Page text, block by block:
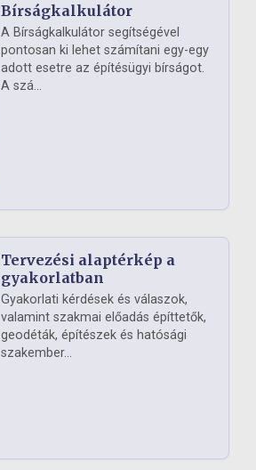
Bírságkalkulátor
A Bírságkalkulátor segítségével
pontosan ki lehet számítani egy-egy
adott esetre az építésügyi bírságot.
A szá...
Tervezési alaptérkép a
gyakorlatban
Gyakorlati kérdések és válaszok,
valamint szakmai előadás építtetők,
geodéták, építészek és hatósági
szakember...